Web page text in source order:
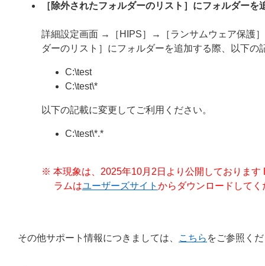
［除外されたフォルダーのリスト］にフォルダー
詳細設定画面 →［HIPS］→［ランサムウェア保護
ダーのリスト］にフォルダーを追加する際、以下の
C:\test
C:\test\*
以下の記載に変更してご利用ください。
C:\test\*.*
※ 本現象は、2025年10月2日より公開しておりま
ラムはユーザーズサイト からダウンロードしてく
その他サポート情報につきましては、 こちら をご参照く